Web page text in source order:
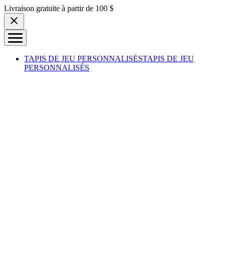
Skip to content
Livraison gratuite à partir de 100 $
TAPIS DE JEU PERSONNALISÉSTAPIS DE JEU
PERSONNALISÉS